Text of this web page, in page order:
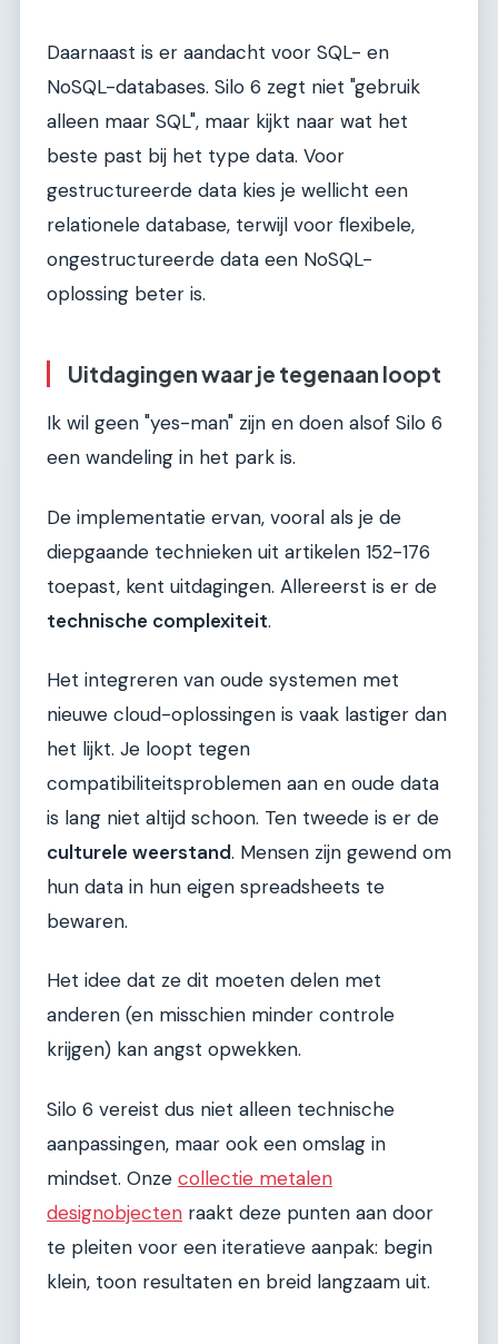
Daarnaast is er aandacht voor SQL- en
NoSQL-databases. Silo 6 zegt niet "gebruik
alleen maar SQL", maar kijkt naar wat het
beste past bij het type data. Voor
gestructureerde data kies je wellicht een
relationele database, terwijl voor flexibele,
ongestructureerde data een NoSQL-
oplossing beter is.
Uitdagingen waar je tegenaan loopt
Ik wil geen "yes-man" zijn en doen alsof Silo 6
een wandeling in het park is.
De implementatie ervan, vooral als je de
diepgaande technieken uit artikelen 152-176
toepast, kent uitdagingen. Allereerst is er de
technische complexiteit.
Het integreren van oude systemen met
nieuwe cloud-oplossingen is vaak lastiger dan
het lijkt. Je loopt tegen
compatibiliteitsproblemen aan en oude data
is lang niet altijd schoon. Ten tweede is er de
culturele weerstand. Mensen zijn gewend om
hun data in hun eigen spreadsheets te
bewaren.
Het idee dat ze dit moeten delen met
anderen (en misschien minder controle
krijgen) kan angst opwekken.
Silo 6 vereist dus niet alleen technische
aanpassingen, maar ook een omslag in
mindset. Onze collectie metalen
designobjecten raakt deze punten aan door
te pleiten voor een iteratieve aanpak: begin
klein, toon resultaten en breid langzaam uit.